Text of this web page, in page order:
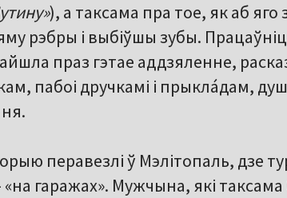
), а таксама пра тое, як аб
рэбры і выбіўшы зубы.
праз гэтае аддзяленне,
пабоі дручкамі і прыклáдам,
перавезлі ў Мэлітопаль, дзе
гаражах». Мужчына, які